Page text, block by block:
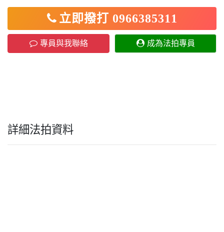
立即撥打 0966385311
專員與我聯絡 成為法拍專員
詳細法拍資料